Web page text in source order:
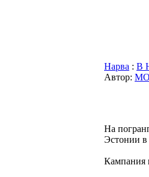
Нарва : В
Автор:
На
Эстонии в
Кампания